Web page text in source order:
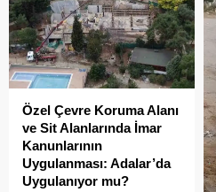
olarak gözler de, onlarca
yıldır benzer sorunlarla
yaşayan Adalar'a çevrildi.
Özel Çevre Koruma Alanı
ve Sit Alanlarında İmar
Kanunlarının
Uygulanması: Adalar’da
Uygulanıyor mu?